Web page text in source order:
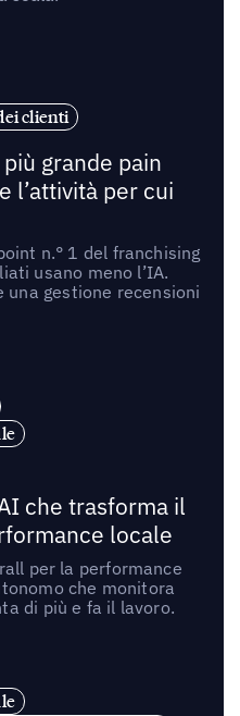
clienti
grande pain
l’attività per cui
n.° 1 del franchising
usano meno l’IA.
una gestione recensioni
che trasforma il
locale
per la performance
che monitora
di più e fa il lavoro.